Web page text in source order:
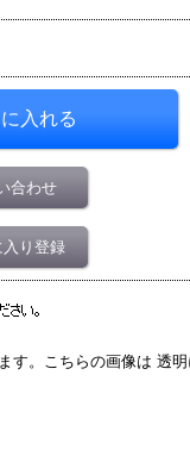
合わせ
入り登録
す。こちらの画像は 透明